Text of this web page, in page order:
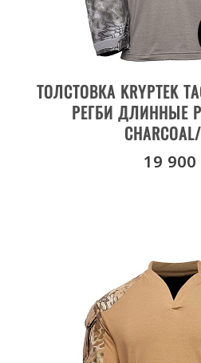
ТОЛСТОВКА KRYPTEK
РЕГБИ ДЛИННЫЕ
19 900